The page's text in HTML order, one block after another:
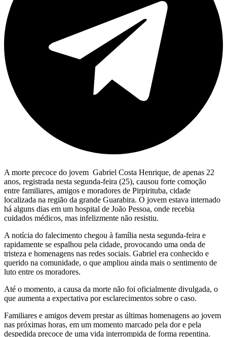
A morte precoce do jovem Gabriel Costa Henrique, de apenas 22
anos, registrada nesta segunda-feira (25), causou forte comoção
entre familiares, amigos e moradores de Pirpirituba, cidade
localizada na região da grande Guarabira. O jovem estava internado
há alguns dias em um hospital de João Pessoa, onde recebia
cuidados médicos, mas infelizmente não resistiu.
A notícia do falecimento chegou à família nesta segunda-feira e
rapidamente se espalhou pela cidade, provocando uma onda de
tristeza e homenagens nas redes sociais. Gabriel era conhecido e
querido na comunidade, o que ampliou ainda mais o sentimento de
luto entre os moradores.
Até o momento, a causa da morte não foi oficialmente divulgada, o
que aumenta a expectativa por esclarecimentos sobre o caso.
Familiares e amigos devem prestar as últimas homenagens ao jovem
nas próximas horas, em um momento marcado pela dor e pela
despedida precoce de uma vida interrompida de forma repentina.